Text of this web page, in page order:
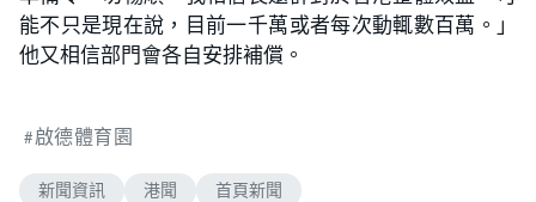
能不只是現在說，目前一千萬或者每次動輒數百萬。」
他又相信部門會各自安排補償。
啟德體育園
新聞資訊 港聞 首頁新聞